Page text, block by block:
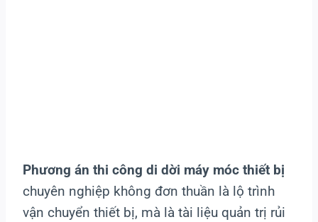
Phương án thi công di dời máy móc thiết bị
chuyên nghiệp không đơn thuần là lộ trình
vận chuyển thiết bị, mà là tài liệu quản trị rủi